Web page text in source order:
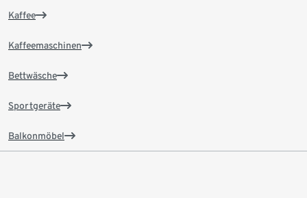
Kaffee
Kaffeemaschinen
Bettwäsche
Sportgeräte
Balkonmöbel